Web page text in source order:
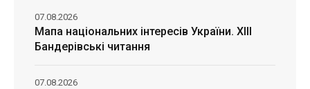
Мапа національних інтересів України. ХІІІ
Бандерівські читання
07.08.2026
07.08.2026